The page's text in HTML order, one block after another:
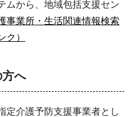
ムから、地域包括支援セン
事業所・生活関連情報検索
ク）
へ
定介護予防支援事業者とし